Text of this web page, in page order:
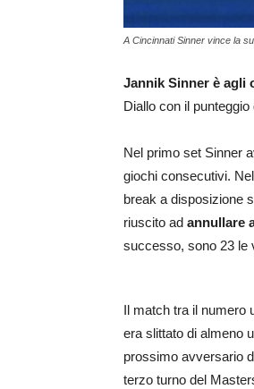
A Cincinnati Sinner vince la
Jannik Sinner è agli
Diallo con il
Nel primo set Sinner
giochi consecutivi.
break a disposizione
riuscito ad annullare
successo, sono 23 le
Il match tra il numero
era slittato di almeno
prossimo avversario
terzo turno del